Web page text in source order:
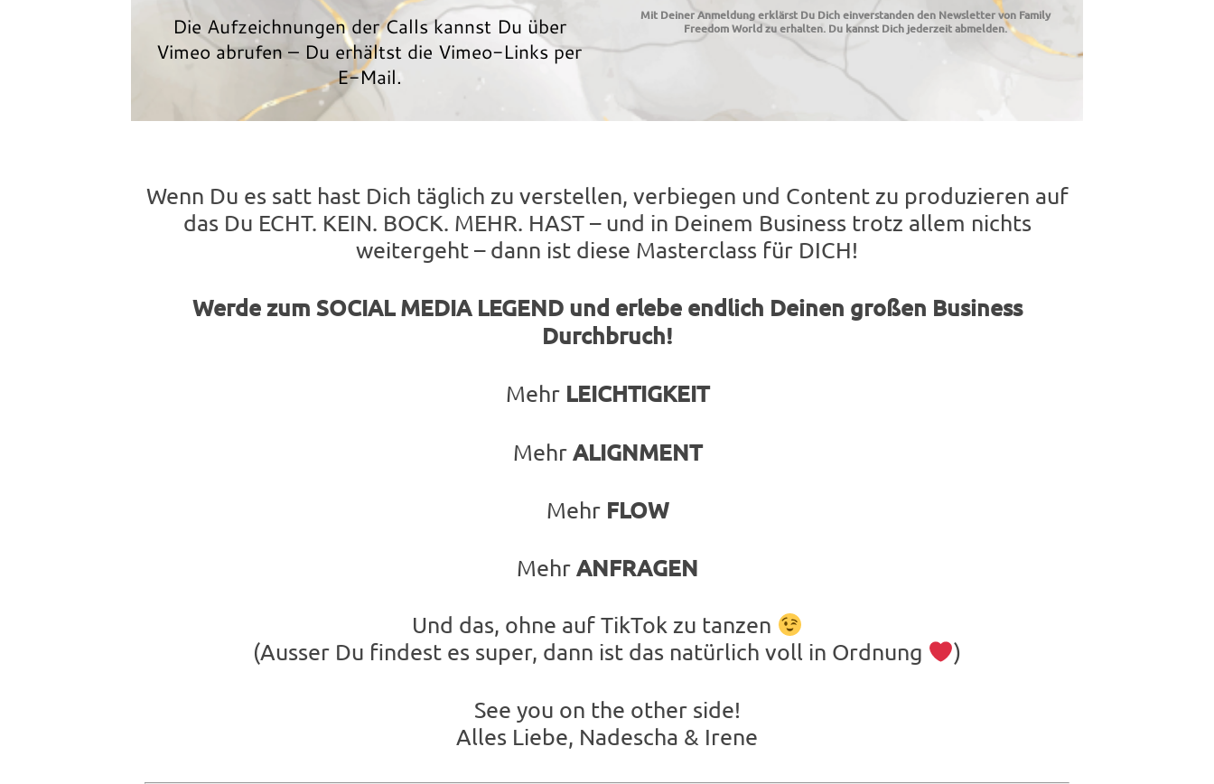
Die Aufzeichnungen der Calls kannst Du über
Vimeo abrufen – Du erhältst die Vimeo-Links per
E-Mail.
Mit Deiner Anmeldung erklärst Du Dich einverstanden den Newsletter von Family
Freedom World zu erhalten. Du kannst Dich jederzeit abmelden.
Wenn Du es satt hast Dich täglich zu verstellen, verbiegen und Content zu produzieren auf
das Du ECHT. KEIN. BOCK. MEHR. HAST – und in Deinem Business trotz allem nichts
weitergeht – dann ist diese Masterclass für DICH!
Werde zum SOCIAL MEDIA LEGEND und erlebe endlich Deinen großen Business
Durchbruch!
Mehr LEICHTIGKEIT
MehrALIGNMENT
Mehr FLOW
MehrANFRAGEN
Und das, ohne auf TikTok zu tanzen
(Ausser Du findest es super, dann ist das natürlich voll in Ordnung
)
See you on the other side!
Alles Liebe, Nadescha & Irene